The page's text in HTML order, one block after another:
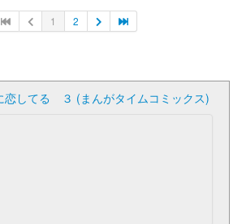
1 2
恋してる ３ (まんがタイムコミックス)